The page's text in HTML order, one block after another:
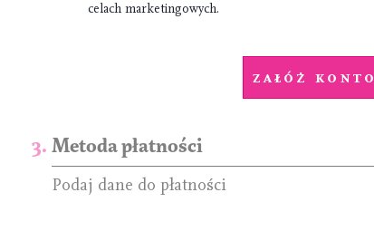
celach marketingowych.
Załóż konto
Metoda płatności
Podaj dane do płatności